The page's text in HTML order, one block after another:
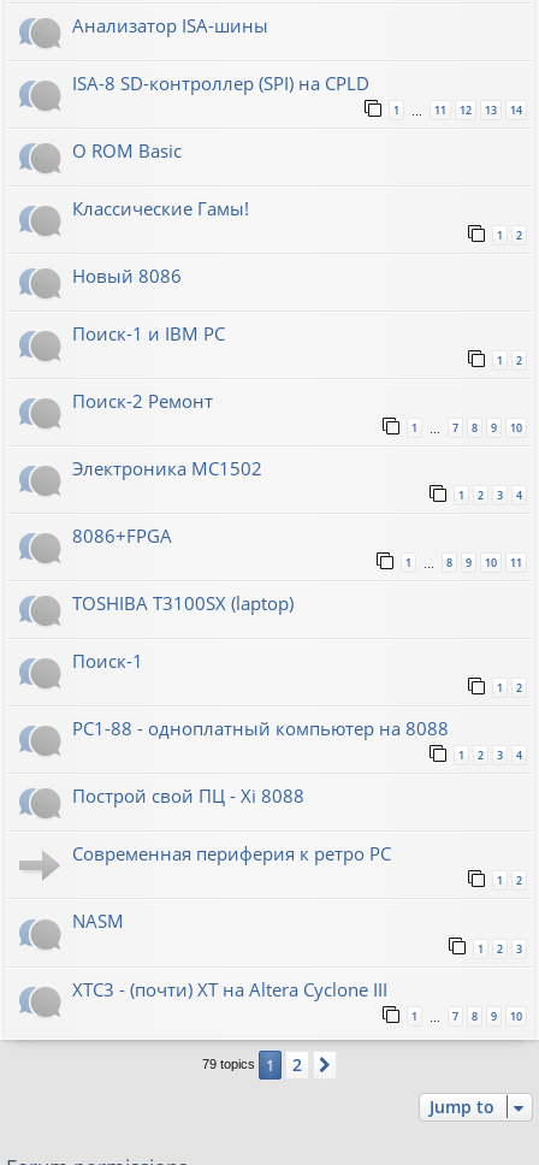
Анализатор ISA-шины
ISA-8 SD-контроллер (SPI) на CPLD
1 11 12 13 14
О ROM Basic
Классические Гамы!
1 2
Новый 8086
Поиск-1 и IBM PC
1 2
Поиск-2 Ремонт
1 7 8 9 10
Электроника МС1502
1 2 3 4
8086+FPGA
1 … 8 9 10 11
TOSHIBA T3100SX (laptop)
Поиск-1
1 2
PC1-88 - одноплатный компьютер на 8088
1 2 3 4
Построй свой ПЦ - Xi 8088
Современная периферия к ретро PC
1 2
NASM
1 2 3
XTC3 - (почти) XT на Altera Cyclone III
1 7 8 9 10
79 topics 1 2
Jump to